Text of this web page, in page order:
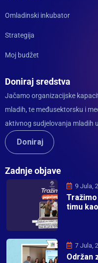
Omladinski inkubator
Strategija
Moj budžet
Doniraj sredstva
Jačamo organizacijske
mladih, te međusektorsku i
aktivnog sudjelovanja mladih
Doniraj
Zadnje objave
9 Jula,
timu
7 Jula,
Održan